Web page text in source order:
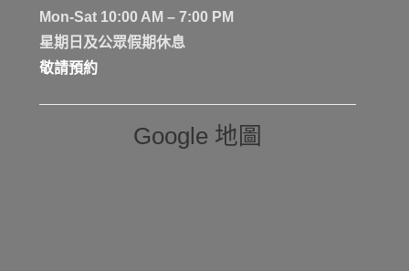
Mon-Sat 10:00 AM – 7:00 PM
星期日及公眾假期休息
敬請預約
Google 地圖